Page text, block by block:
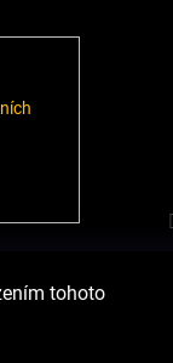
tohoto
údajů Odstoupení